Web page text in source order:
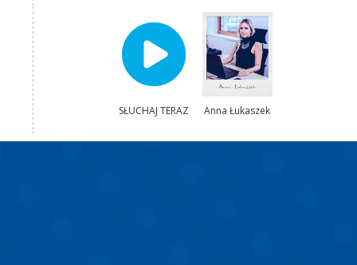
SŁUCHAJ TERAZ Anna Łukaszek